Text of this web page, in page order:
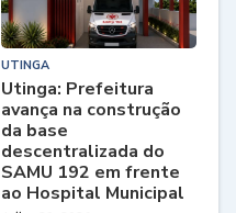
UTINGA
Utinga: Prefeitura
avança na construção
da base
descentralizada do
SAMU 192 em frente
ao Hospital Municipal